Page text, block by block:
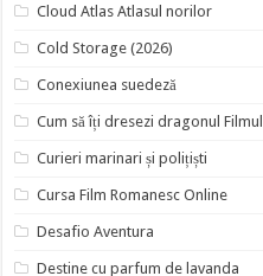
Cloud Atlas Atlasul norilor
Cold Storage (2026)
Conexiunea suedeză
Cum să îți dresezi dragonul Filmul
Curieri marinari și polițiști
Cursa Film Romanesc Online
Desafio Aventura
Destine cu parfum de lavanda